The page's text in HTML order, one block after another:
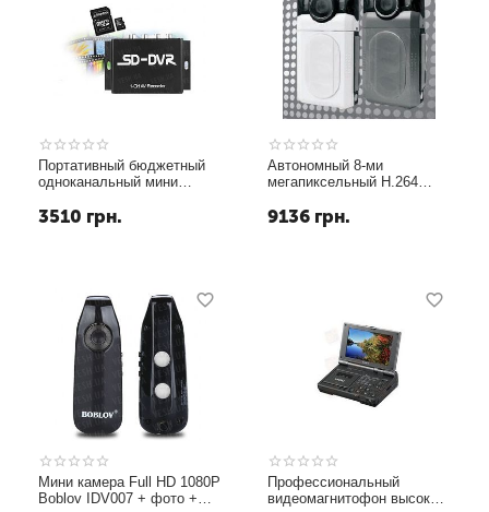
Портативный бюджетный
одноканальный мини
разрешением 640х480 с
звуком модель SD DVR и
3510 грн.
Автономный 8-ми
мегапиксельный H.264
видеорегистратор с 1080P
качеством записи (модель
9136 грн.
Мини камера Full HD 1080P
Boblov IDV007 + фото +
Профессиональный
видеомагнитофон высокой